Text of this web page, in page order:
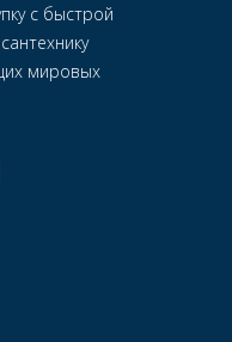
с быстрой
мировых